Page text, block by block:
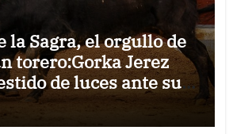
la Sagra, el orgullo de
torero:Gorka Jerez
de luces ante su